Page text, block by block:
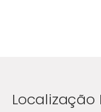
Localização